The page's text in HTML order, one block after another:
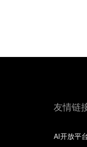
友情链
AI开放平